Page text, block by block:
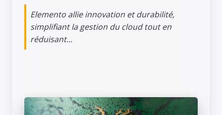
Elemento allie innovation et durabilité,
simplifiant la gestion du cloud tout en
réduisant...